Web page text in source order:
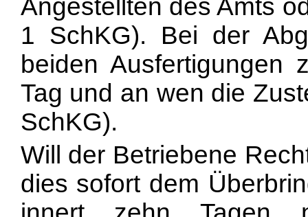
Angestellten des Amts
1 SchKG). Bei der
beiden Ausfertigungen
Tag und an wen die
SchKG).
Will der Betriebene
dies sofort dem